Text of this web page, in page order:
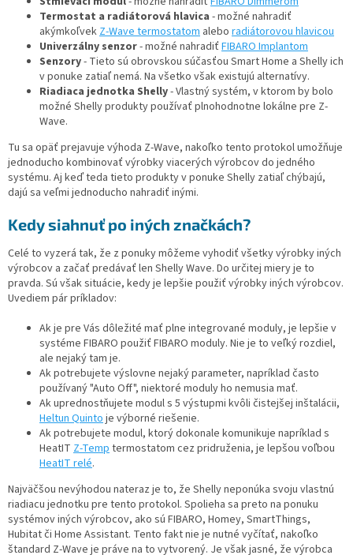
Termostat a radiátorová hlavica - možné nahradiť
akýmkoľvekZ-Wave termostatom alebo radiátorovou hlavicou
Univerzálny senzor- možné nahradiť FIBARO Implantom
Senzory- Tieto sú obrovskou súčasťou Smart Home a Shelly ich
v ponuke zatiaľ nemá. Na všetko však existujú alternatívy.
Riadiaca jednotka Shelly- Vlastný systém, v ktorom by bolo
možné Shelly produkty používať plnohodnotne lokálne pre Z-
Wave.
Tu sa opäť prejavuje výhoda Z-Wave, nakoľko tento protokol umožňuje
jednoducho kombinovať výrobky viacerých výrobcov do jedného
systému. Aj keď teda tieto produkty v ponuke Shelly zatiaľ chýbajú,
dajú sa veľmi jednoducho nahradiť inými.
Kedy siahnuť po iných značkách?
Celé to vyzerá tak, že z ponuky môžeme vyhodiť všetky výrobky iných
výrobcov a začať predávať len Shelly Wave. Do určitej miery je to
pravda. Sú však situácie, kedy je lepšie použiť výrobky iných výrobcov.
Uvediem pár príkladov:
Ak je pre Vás dôležité mať plne integrované moduly, je lepšie v
systéme FIBARO použiť FIBARO moduly. Nie je to veľký rozdiel,
ale nejaký tam je.
Ak potrebujete výslovne nejaký parameter, napríklad často
používaný "Auto Off", niektoré moduly ho nemusia mať.
Ak uprednostňujete modul s 5 výstupmi kvôli čistejšej inštalácii,
Heltun Quinto je výborné riešenie.
Ak potrebujete modul, ktorý dokonale komunikuje napríklad s
HeatIT Z-Temp termostatom cez pridruženia, je lepšou voľbou
HeatIT relé.
Najväčšou nevýhodou nateraz je to, že Shelly neponúka svoju vlastnú
riadiacu jednotku pre tento protokol. Spolieha sa preto na ponuku
systémov iných výrobcov, ako sú FIBARO, Homey, SmartThings,
Hubitat či Home Assistant. Tento fakt nie je nutné vyčítať, nakoľko
štandard Z-Wave je práve na to vytvorený. Je však jasné, že výrobca